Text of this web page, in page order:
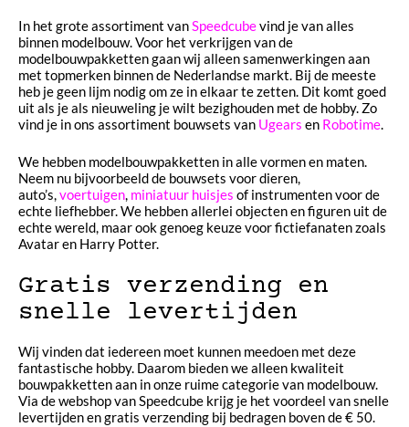
In het grote assortiment vanSpeedcubevind je van alles
binnen modelbouw. Voor het verkrijgen van de
modelbouwpakketten gaan wij alleen samenwerkingen aan
met topmerken binnen de Nederlandse markt. Bij de meeste
heb je geen lijm nodig om ze in elkaar te zetten. Dit komt goed
uit als je als nieuweling je wilt bezighouden met de hobby. Zo
vind je in ons assortiment bouwsets van Ugears en Robotime.
We hebben modelbouwpakketten in alle vormen en maten.
Neem nu bijvoorbeeld de bouwsets voor dieren,
auto’s, voertuigen miniatuur huisjes of instrumenten voor de
echte liefhebber. We hebben allerlei objecten en figuren uit de
echte wereld, maar ook genoeg keuze voor fictiefanaten zoals
Avatar en Harry Potter.
Gratis verzending en
snelle levertijden
Wij vinden dat iedereen moet kunnen meedoen met deze
fantastische hobby. Daarom bieden we alleen kwaliteit
bouwpakketten aan in onze ruime categorie van modelbouw.
Via de webshop van Speedcube krijg je het voordeel van snelle
levertijden en gratis verzending bij bedragen boven de € 50.